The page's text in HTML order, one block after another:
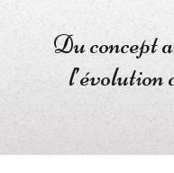
Du concept